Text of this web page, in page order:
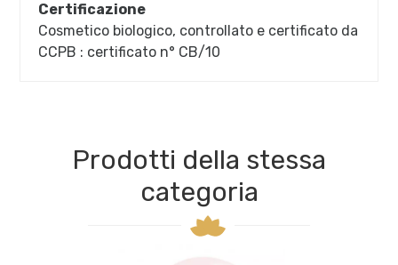
Certificazione
Cosmetico biologico, controllato e certificato da
CCPB : certificato n° CB/10
Prodotti della stessa
categoria